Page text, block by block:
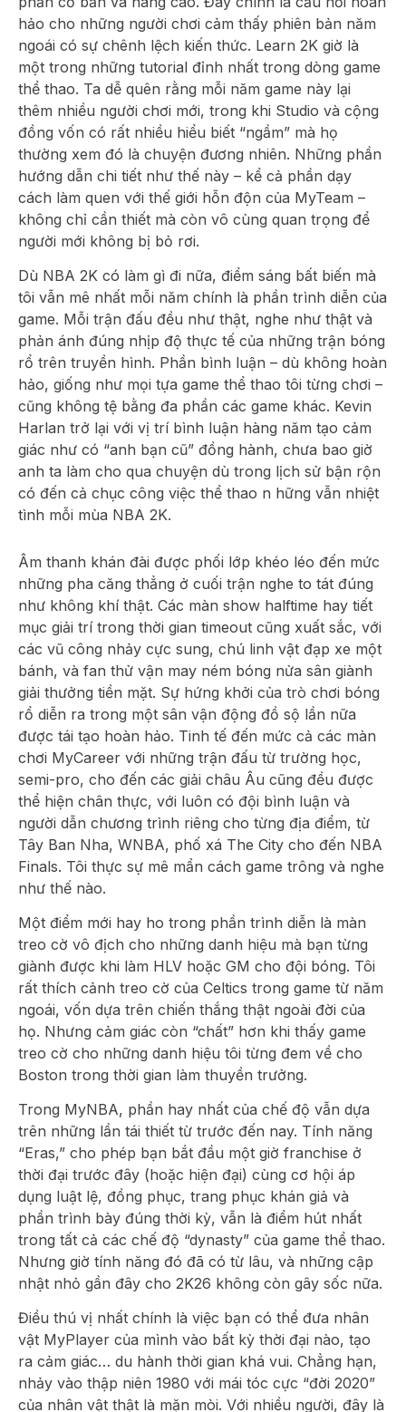
hảo cho những người chơi cảm thấy phiên bản năm
ngoái có sự chênh lệch kiến thức. Learn 2K giờ là
một trong những tutorial đỉnh nhất trong dòng game
thể thao. Ta dễ quên rằng mỗi năm game này lại
thêm nhiều người chơi mới, trong khi Studio và cộng
đồng vốn có rất nhiều hiểu biết “ngầm” mà họ
thường xem đó là chuyện đương nhiên. Những phần
hướng dẫn chi tiết như thế này – kể cả phần dạy
cách làm quen với thế giới hỗn độn của MyTeam –
không chỉ cần thiết mà còn vô cùng quan trọng để
người mới không bị bỏ rơi.
Dù NBA 2K có làm gì đi nữa, điểm sáng bất biến mà
tôi vẫn mê nhất mỗi năm chính là phần trình diễn của
game. Mỗi trận đấu đều như thật, nghe như thật và
phản ánh đúng nhịp độ thực tế của những trận bóng
rổ trên truyền hình. Phần bình luận – dù không hoàn
hảo, giống như mọi tựa game thể thao tôi từng chơi –
cũng không tệ bằng đa phần các game khác. Kevin
Harlan trở lại với vị trí bình luận hàng năm tạo cảm
giác như có “anh bạn cũ” đồng hành, chưa bao giờ
anh ta làm cho qua chuyện dù trong lịch sử bận rộn
có đến cả chục công việc thể thao n hững vẫn nhiệt
tình mỗi mùa NBA 2K.
Âm thanh khán đài được phối lớp khéo léo đến mức
những pha căng thẳng ở cuối trận nghe to tát đúng
như không khí thật. Các màn show halftime hay tiết
mục giải trí trong thời gian timeout cũng xuất sắc, với
các vũ công nhảy cực sung, chú linh vật đạp xe một
bánh, và fan thử vận may ném bóng nửa sân giành
giải thưởng tiền mặt. Sự hứng khởi của trò chơi bóng
rổ diễn ra trong một sân vận động đồ sộ lần nữa
được tái tạo hoàn hảo. Tinh tế đến mức cả các màn
chơi MyCareer với những trận đấu từ trường học,
semi-pro, cho đến các giải châu Âu cũng đều được
thể hiện chân thực, với luôn có đội bình luận và
người dẫn chương trình riêng cho từng địa điểm, từ
Tây Ban Nha, WNBA, phố xá The City cho đến NBA
Finals. Tôi thực sự mê mẩn cách game trông và nghe
như thế nào.
Một điểm mới hay ho trong phần trình diễn là màn
treo cờ vô địch cho những danh hiệu mà bạn từng
giành được khi làm HLV hoặc GM cho đội bóng. Tôi
rất thích cảnh treo cờ của Celtics trong game từ năm
ngoái, vốn dựa trên chiến thắng thật ngoài đời của
họ. Nhưng cảm giác còn “chất” hơn khi thấy game
treo cờ cho những danh hiệu tôi từng đem về cho
Boston trong thời gian làm thuyền trưởng.
Trong MyNBA, phần hay nhất của chế độ vẫn dựa
trên những lần tái thiết từ trước đến nay. Tính năng
“Eras,” cho phép bạn bắt đầu một giờ franchise ở
thời đại trước đây (hoặc hiện đại) cùng cơ hội áp
dụng luật lệ, đồng phục, trang phục khán giả và
phần trình bày đúng thời kỳ, vẫn là điểm hút nhất
trong tất cả các chế độ “dynasty” của game thể thao.
Nhưng giờ tính năng đó đã có từ lâu, và những cập
nhật nhỏ gần đây cho 2K26 không còn gây sốc nữa.
Điều thú vị nhất chính là việc bạn có thể đưa nhân
vật MyPlayer của mình vào bất kỳ thời đại nào, tạo
ra cảm giác… du hành thời gian khá vui. Chẳng hạn,
nhảy vào thập niên 1980 với mái tóc cực “đời 2020”
của nhân vật thật là mặn mòi. Với nhiều người, đây là